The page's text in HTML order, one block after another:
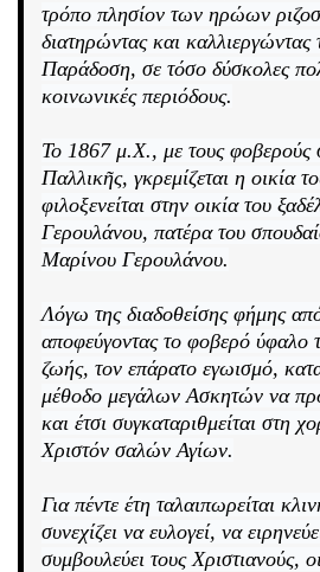
τρόπο πλησίον των ηρώων
διατηρώντας και
Παράδοση, σε τόσο δύσκολες
κοινωνικές περιόδους.
Το 1867 μ.Χ., με τους φοβερούς
Παλλικῆς, γκρεμίζεται η οικία
φιλοξενείται στην οικία του
Γερουλάνου, πατέρα του
Μαρίνου Γερουλάνου.
Λόγω της διαδοθείσης φήμης
αποφεύγοντας το φοβερό ύφαλο
ζωής, τον επάρατο εγωισμό,
μέθοδο μεγάλων Ασκητών να
και έτσι συγκαταριθμείται στη
Χριστόν σαλών Αγίων.
Για πέντε έτη ταλαιπωρείται
συνεχίζει να ευλογεί, να
συμβουλεύει τους Χριστιανούς,